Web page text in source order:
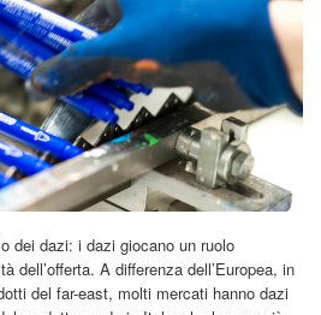
dei dazi: i dazi giocano un ruolo
dell’offerta. A differenza dell’Europea, in
del far-east, molti mercati hanno dazi